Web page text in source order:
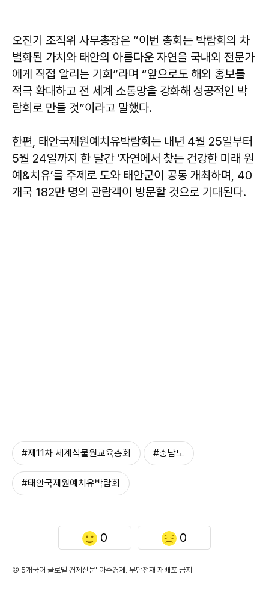
오진기 조직위 사무총장은 “이번 총회는 박람회의 차
별화된 가치와 태안의 아름다운 자연을 국내외 전문가
에게 직접 알리는 기회”라며 “앞으로도 해외 홍보를
적극 확대하고 전 세계 소통망을 강화해 성공적인 박
람회로 만들 것”이라고 말했다.
한편, 태안국제원예치유박람회는 내년 4월 25일부터
5월 24일까지 한 달간 ‘자연에서 찾는 건강한 미래 원
예&치유’를 주제로 도와 태안군이 공동 개최하며, 40
개국 182만 명의 관람객이 방문할 것으로 기대된다.
#제11차 세계식물원교육총회 #충남도
#태안국제원예치유박람회
0 0
©'5개국어 글로벌 경제신문' 아주경제. 무단전재·재배포 금지